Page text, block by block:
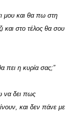
μου και θα πω στη
και στο τέλος θα σου
πει η κυρία σας;”
να δει πως
και δεν πάνε με